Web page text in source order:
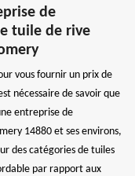
de
tuile de rive
vous fournir un prix de
nécessaire de savoir que
entreprise de
14880 et ses environs,
des catégories de tuiles
par rapport aux